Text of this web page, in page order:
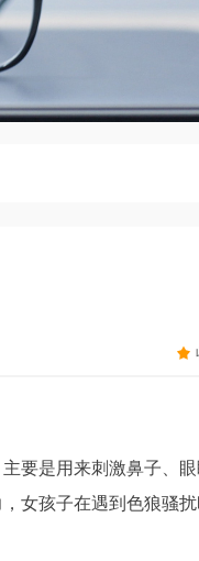
끄
要是用来刺激鼻子、
女孩子在遇到色狼骚